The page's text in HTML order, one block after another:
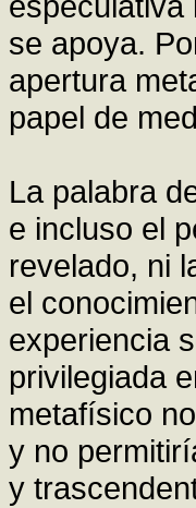
se apoya.
apertura
papel de
La palabra
e incluso el
revelado, ni
el
experiencia
privilegiada
metafísico
y no
y